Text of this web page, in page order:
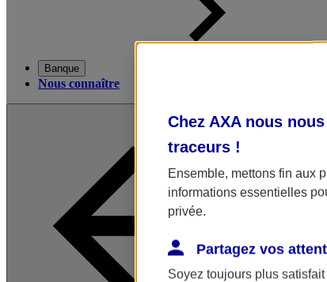
Banque
Nous connaître
Chez AXA nous
traceurs !
Ensemble, mettons fin aux
informations essentielles
privée.
Partagez vos
Soyez toujours plus